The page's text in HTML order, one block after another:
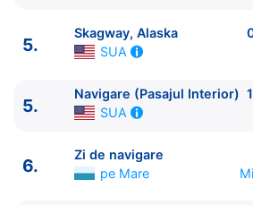
Seattle, Washington
⚓ -
2.
Zi de navigare
0:00
Navigare (Bratul Endicott &
SUA
05:30 - 10:00
5.
Skagway, Alaska SUA
5.
Navigare (Pasajul Interior)
5.
Skagway, Alaska
SUA
5.
Navigare (Pasajul Interior)
SUA
6.
Zi de navigare
pe Mare